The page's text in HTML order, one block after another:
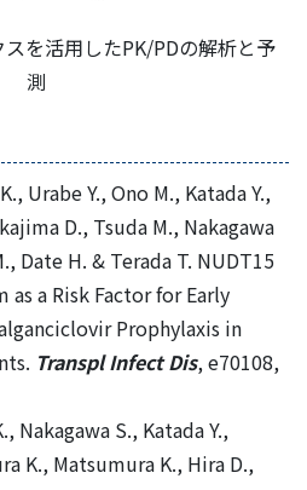
を活用したPK/PDの解析と予
測
Urabe Y., Ono M., Katada Y.,
D., Tsuda M., Nakagawa
Date H. & Terada T. NUDT15
a Risk Factor for Early
Prophylaxis in
Transpl Infect Dis, e70108,
Nakagawa S., Katada Y.,
K., Matsumura K., Hira D.,